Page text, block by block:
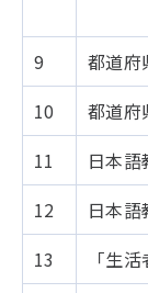
9
都道府
10
都道府
11
日本
12
日本
13
「生